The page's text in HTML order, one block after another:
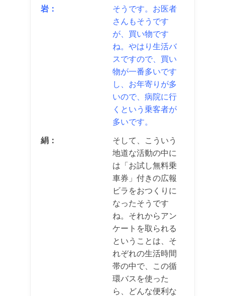
岩：
そうです。お医者
さんもそうです
が、買い物です
ね。やはり生活バ
スですので、買い
物が一番多いです
し、お年寄りが多
いので、病院に行
くという乗客者が
多いです。
絹：
そして、こういう
地道な活動の中に
は「お試し無料乗
車券」付きの広報
ビラをおつくりに
なったそうです
ね。それからアン
ケートを取られる
ということは、そ
れぞれの生活時間
帯の中で、この循
環バスを使った
ら、どんな便利な